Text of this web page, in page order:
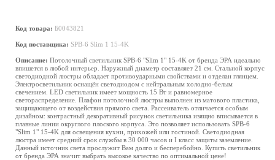
Код товара: Б0043821
Код поставщика: SPB-6 Slim 1 15-4K
Описание: Потолочный светильник SPB-6 "Slim 1" 15-4K от бренда ЭРА идеально
впишется в любой интерьер. Наружный диаметр составляет 21 см. Стальной корпус
светодиодной люстры обладает противоударными свойствами и отделан глянцем.
Электросветильник оснащён светодиодом с нейтральным холодно-белым
свечением. LED светильник имеет мощность 15 Вт и равномерное
светораспределение. Плафон потолочной люстры выполнен из матового пластика,
защищающего от воздействия прямого света. Рассеиватель отличается особым
дизайном: контрастный декоративный рисунок светильника изящно вписывается в
плавные линии округлого плоского корпуса. Это позволяет использовать SPB-6
"Slim 1" 15-4K для освещения кухни, прихожей или гостиной. Светодиодная
люстра имеет средний срок службы в 30 000 часов и I класс защиты заземление.
Данный источник света прослужит Вам долго и бесперебойно. Купить светильник
от бренда ЭРА значит выбрать высокое качество по оптимальной цене!